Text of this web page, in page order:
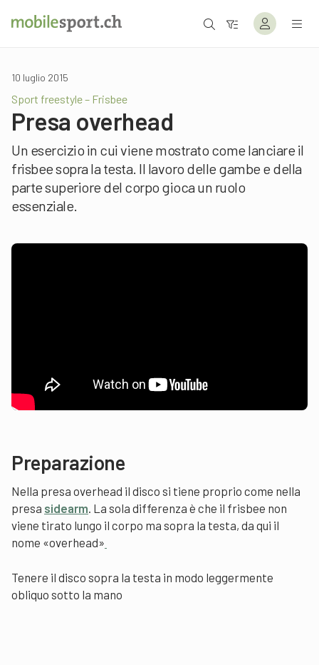
10 luglio 2015
Sport freestyle – Frisbee
Presa overhead
Un esercizio in cui viene mostrato come lanciare il
frisbee sopra la testa. Il lavoro delle gambe e della
parte superiore del corpo gioca un ruolo
essenziale.
Preparazione
Nella presa overhead il disco si tiene proprio come nella
presa sidearm . La sola differenza è che il frisbee non
viene tirato lungo il corpo ma sopra la testa, da qui il
nome «overhead»
Tenere il disco sopra la testa in modo leggermente
obliquo sotto la mano